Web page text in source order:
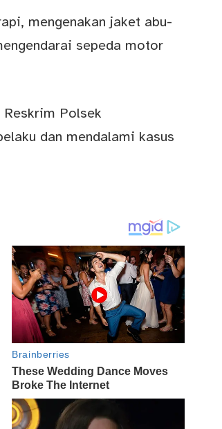
mengenakan jaket abu-
sepeda motor
Polsek
dan mendalami kasus